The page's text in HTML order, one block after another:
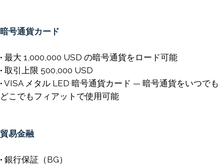
暗号通貨カード
• 最大 1,000,000 USD の暗号通貨をロード可能
• 取引上限 500,000 USD
• VISA メタル LED 暗号通貨カード — 暗号通貨をいつでも
どこでもフィアットで使用可能
貿易金融
• 銀行保証（BG）